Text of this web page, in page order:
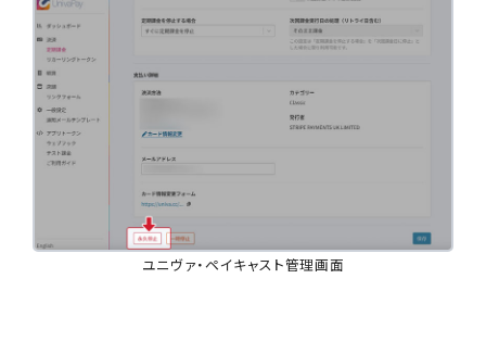
ユニヴァ・ペイキャスト管理画面